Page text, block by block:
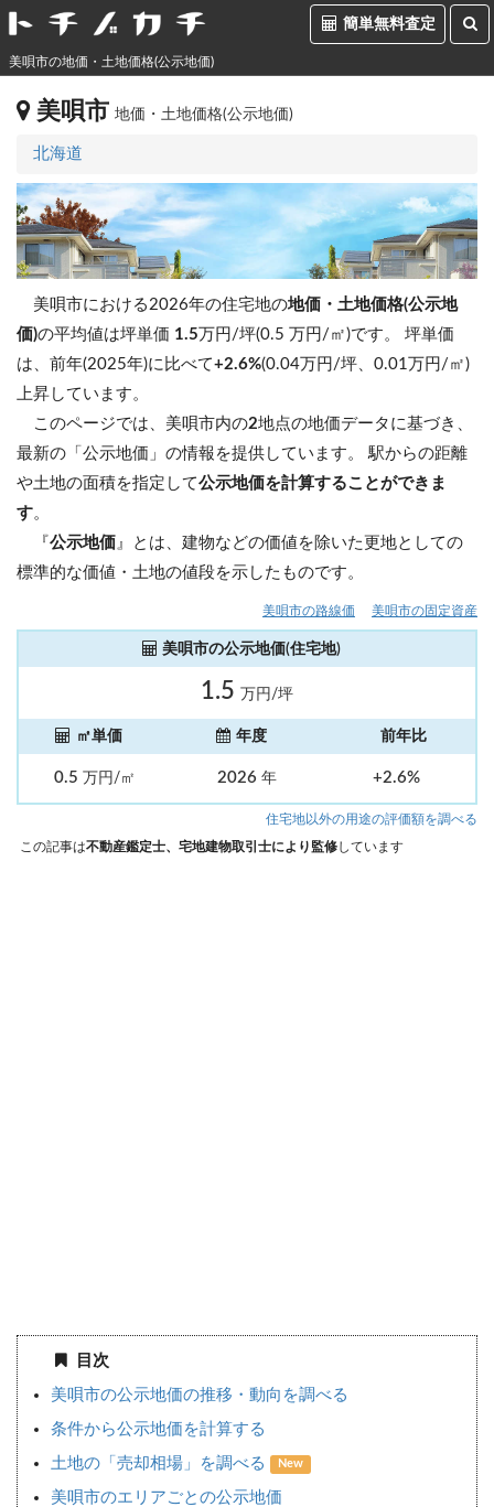
簡単無料査定
美唄市の地価・土地価格(公示地価)
美唄市 地価・土地価格(公示地価)
北海道
美唄市における2026年の住宅地の地価・土地価格(公示地
価)の平均値は坪単価 1.5万円/坪(0.5 万円/㎡)です。 坪単価
は、前年(2025年)に比べて+2.6%(0.04万円/坪、0.01万円/㎡)
上昇しています。
このページでは、美唄市内の2地点の地価データに基づき、
最新の「公示地価」の情報を提供しています。 駅からの距離
や土地の面積を指定して公示地価を計算することができま
す。
『公示地価 』とは、建物などの価値を除いた更地としての
標準的な価値・土地の値段を示したものです。
美唄市の路線価 美唄市の固定資産
美唄市の公示地価(住宅地)
1.5 万円/坪
㎡単価 年度 前年比
0.5 万円/㎡ 2026 年 +2.6%
住宅地以外の用途の評価額を調べる
この記事は不動産鑑定士、宅地建物取引士により監修しています
目次
美唄市の公示地価の推移・動向を調べる
条件から公示地価を計算する
土地の「売却相場」を調べる New
美唄市のエリアごとの公示地価